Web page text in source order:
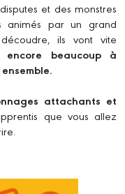
et des monstres
animés par un grand
ils vont vite
encore beaucoup à
attachants et
que vous allez